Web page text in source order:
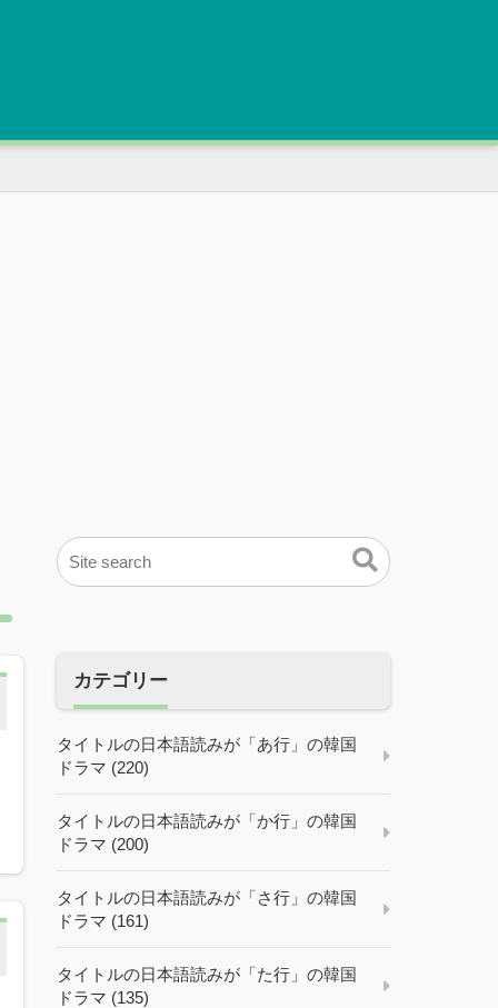
カテゴリー
タイトルの日本語読みが「あ行」の韓国
ドラマ (220)
タイトルの日本語読みが「か行」の韓国
ドラマ (200)
タイトルの日本語読みが「さ行」の韓国
ドラマ (161)
タイトルの日本語読みが「た行」の韓国
ドラマ (135)